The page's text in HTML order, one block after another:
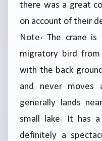
there was a great
on account of their
Note: The crane is
migratory bird
with the back
and never moves
generally lands
small lake. It has
definitely a